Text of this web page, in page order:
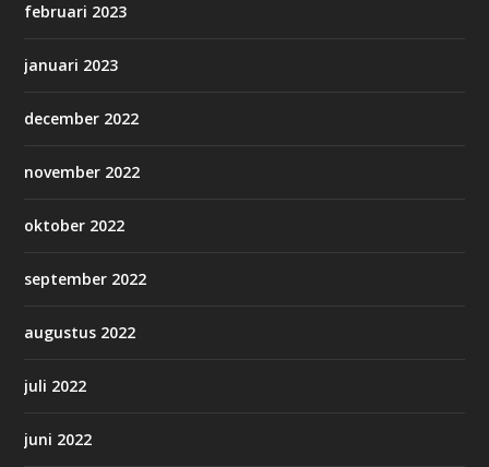
februari 2023
januari 2023
december 2022
november 2022
oktober 2022
september 2022
augustus 2022
juli 2022
juni 2022